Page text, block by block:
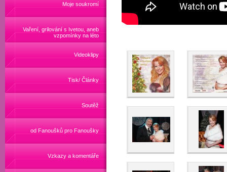
Moje soukromí
Vaření, grilování s Ivetou, aneb
vzpomínky na léto
Videoklipy
Tisk/ Články
Soutěž
od Fanoušků pro Fanoušky
Vzkazy a komentáře